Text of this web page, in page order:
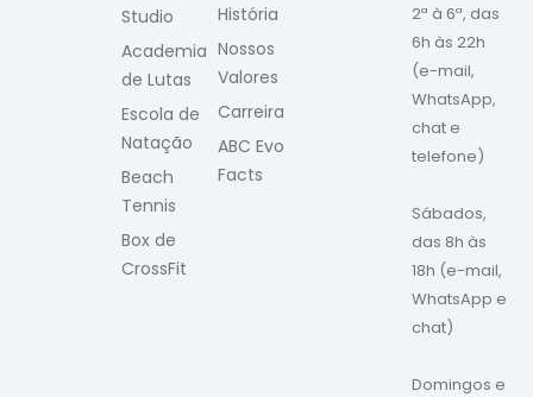
Studio
Academia
de Lutas
Escola de
Natação
Beach
Tennis
Box de
CrossFit
História
Nossos
Valores
Carreira
ABC Evo
Facts
2ª à 6ª, das
6h às 22h
(e-mail,
WhatsApp,
chat e
telefone)
Sábados,
das 8h às
18h (e-mail,
WhatsApp e
chat)
Domingos e